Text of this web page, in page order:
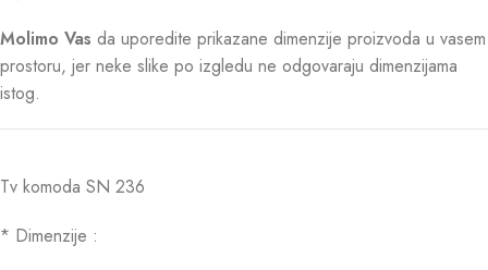
Molimo Vas da uporedite prikazane dimenzije proizvoda u vasem
prostoru, jer neke slike po izgledu ne odgovaraju dimenzijama
istog.
Tv komoda SN 236
* Dimenzije :